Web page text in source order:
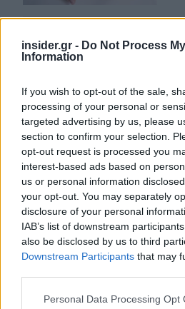
insider.gr - Do Not Process
Information
If you wish to opt-out of the sale,
processing of your personal or
targeted advertising by us, please
section to confirm your selection.
opt-out request is processed you
interest-based ads based on
us or personal information
your opt-out. You may separately
disclosure of your personal
IAB’s list of downstream
also be disclosed by us to third
Downstream Participants that may
Please note that this website/app
Personal Data Processing Opt
18-
17-
17-